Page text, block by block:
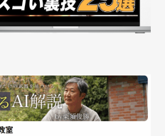
▸
▸